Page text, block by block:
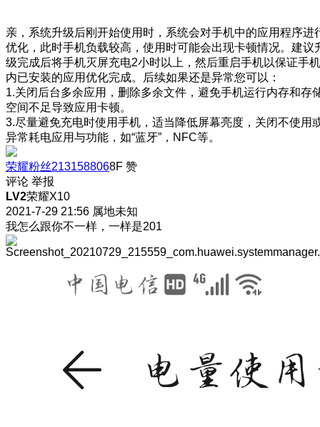
亲，系统升级后刚开始使用时，系统会对手机中的应用程序进
优化，此时手机负载较高，使用时可能会出现卡顿情况。建议
级完成后将手机灭屏充电2小时以上，然后重启手机以保证手机
内已安装的应用优化完成。后续如果还是异常您可以：
1.关闭后台多余应用，删除多余文件，避免手机运行内存和存
空间不足导致应用卡顿。
3.尽量避免充电时使用手机，适当降低屏幕亮度，关闭不使用
异常耗电应用与功能，如“蓝牙”，NFC等。
荣耀粉丝2131588068F 赞
评论 举报
LV2荣耀X10
2021-7-29 21:56 属地未知
我怎么跟你不一样，一样是201